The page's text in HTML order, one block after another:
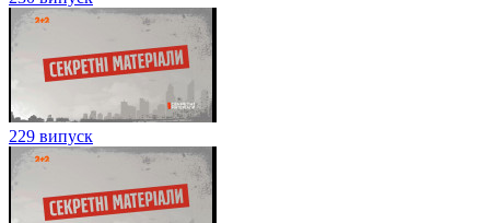
229 випуск